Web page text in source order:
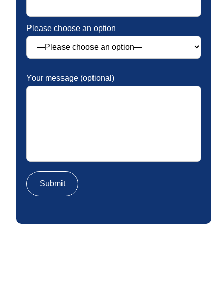
Please choose an option
Your message (optional)